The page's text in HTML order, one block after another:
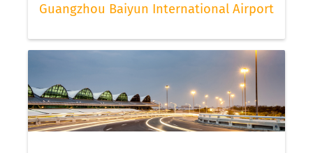
Guangzhou Baiyun International Airport